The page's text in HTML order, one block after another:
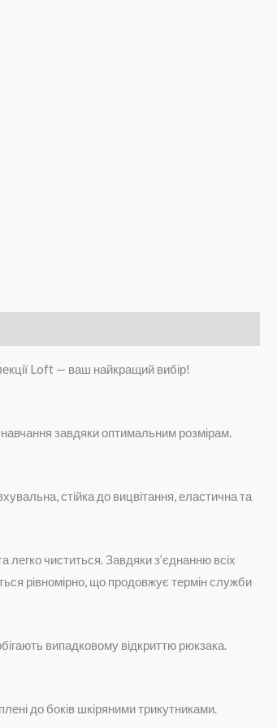
Loft — ваш найкращий вибір!
навчання завдяки оптимальним розмірам.
стійка до вицвітання, еластична та
легко чиститься. Завдяки з’єднанню всіх
рівномірно, що продовжує термін служби
випадковому відкриттю рюкзака.
до боків шкіряними трикутниками.